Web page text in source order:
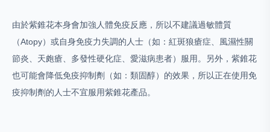
由於紫錐花本身會加強人體免疫反應，所以不建議過敏體質
（Atopy）或自身免疫力失調的人士（如：紅斑狼瘡症、風濕性關
節炎、天皰瘡、多發性硬化症、愛滋病患者）服用。另外，紫錐花
也可能會降低免疫抑制劑（如：類固醇）的效果，所以正在使用免
疫抑制劑的人士不宜服用紫錐花產品。